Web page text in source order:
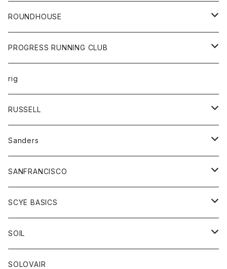
カーディガン
ニット
ベスト
ショートパンツ
パンツ
レディース
カットソー
コート
ボトム
ワンピース
ボトム
ROUNDHOUSE
エプロン
キッズ
オーバーオール
ボトム
ペインターパンツ
PROGRESS RUNNING CLUB
トップス
Tシャツ
グッズ
帽子
rig
RUSSELL
アウター
コート
パーカー
スカート
Tシャツ
トップス
Tシャツ
ボトム
Sanders
グッズ
靴
SANFRANCISCO
アウター
カーディガン
コート
グッズ
ネクタイ
アクセサリー
SCYE BASICS
ボトム
ジーンズ
トップス
SOIL
靴
SOLOVAIR